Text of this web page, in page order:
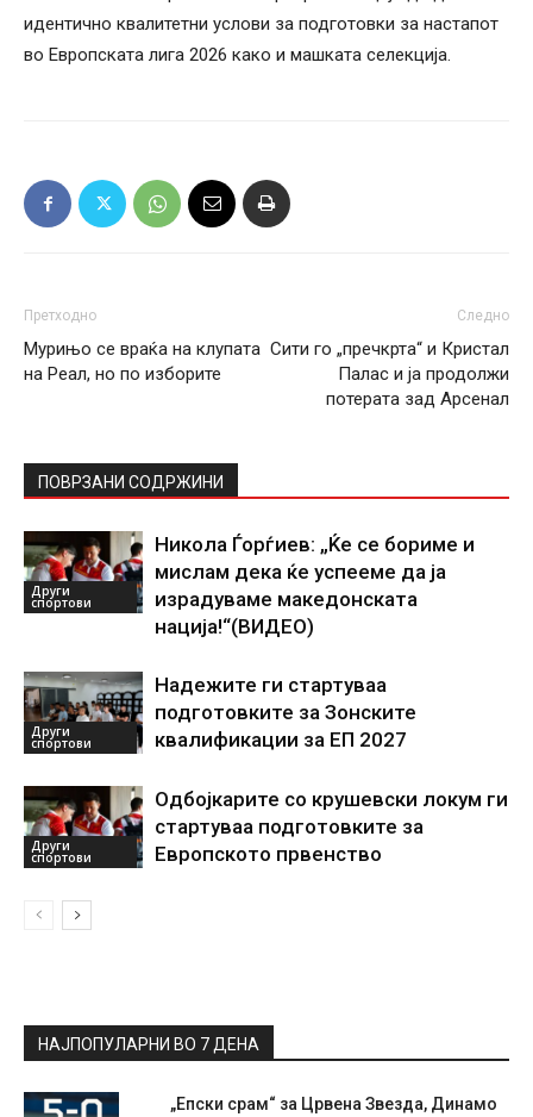
идентично квалитетни услови за подготовки за настапот
во Европската лига 2026 како и машката селекција.
Претходно
Мурињо се враќа на клупата
на Реал, но по изборите
Следно
Сити го „пречкрта“ и Кристал
Палас и ја продолжи
потерата зад Арсенал
ПОВРЗАНИ СОДРЖИНИ
Други
спортови
Никола Ѓорѓиев: „Ќе се бориме и
мислам дека ќе успееме да ја
израдуваме македонската
нација!“(ВИДЕО)
Други
спортови
Надежите ги стартуваа
подготовките за Зонските
квалификации за ЕП 2027
Други
спортови
Одбојкарите со крушевски локум ги
стартуваа подготовките за
Европското првенство
НАЈПОПУЛАРНИ ВО 7 ДЕНА
„Епски срам“ за Црвена Звезда, Динамо